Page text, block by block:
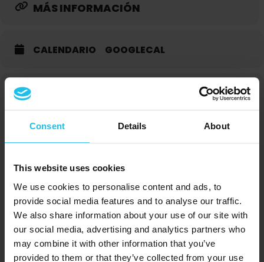
Consent Details About
This website uses cookies
We use cookies to personalise content and ads, to
provide social media features and to analyse our traffic.
We also share information about your use of our site with
our social media, advertising and analytics partners who
may combine it with other information that you’ve
provided to them or that they’ve collected from your use
MÁS INFORMACIÓN
CALENDARIO GOOGLECAL
Oradores de este acto
Faith Nelson Eagles BSN,PHD,THD